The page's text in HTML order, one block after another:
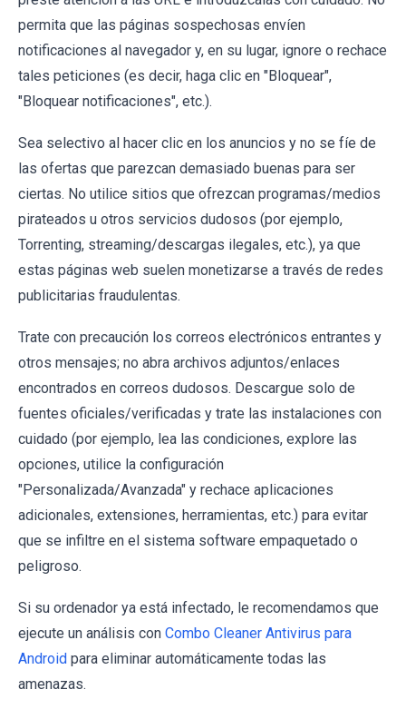
permita que las páginas sospechosas envíen
notificaciones al navegador y, en su lugar, ignore o rechace
tales peticiones (es decir, haga clic en "Bloquear",
"Bloquear notificaciones", etc.).
Sea selectivo al hacer clic en los anuncios y no se fíe de
las ofertas que parezcan demasiado buenas para ser
ciertas. No utilice sitios que ofrezcan programas/medios
pirateados u otros servicios dudosos (por ejemplo,
Torrenting, streaming/descargas ilegales, etc.), ya que
estas páginas web suelen monetizarse a través de redes
publicitarias fraudulentas.
Trate con precaución los correos electrónicos entrantes y
otros mensajes; no abra archivos adjuntos/enlaces
encontrados en correos dudosos. Descargue solo de
fuentes oficiales/verificadas y trate las instalaciones con
cuidado (por ejemplo, lea las condiciones, explore las
opciones, utilice la configuración
"Personalizada/Avanzada" y rechace aplicaciones
adicionales, extensiones, herramientas, etc.) para evitar
que se infiltre en el sistema software empaquetado o
peligroso.
Si su ordenador ya está infectado, le recomendamos que
ejecute un análisis con Combo Cleaner Antivirus para
Android para eliminar automáticamente todas las
amenazas.